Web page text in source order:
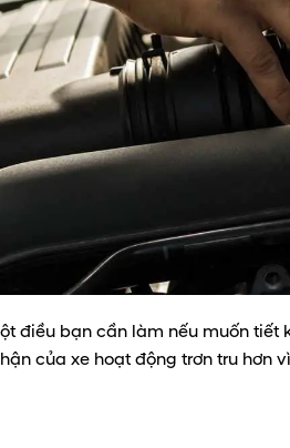
điều bạn cần làm nếu muốn
của xe hoạt động trơn tru hơn